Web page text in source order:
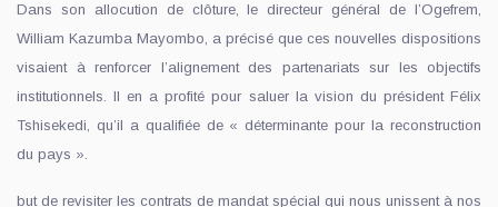
Dans son allocution de clôture, le directeur général de l’Ogefrem,
William Kazumba Mayombo, a précisé que ces nouvelles dispositions
visaient à renforcer l’alignement des partenariats sur les objectifs
institutionnels. Il en a profité pour saluer la vision du président Félix
Tshisekedi, qu’il a qualifiée de « déterminante pour la reconstruction
du pays ».
but de revisiter les contrats de mandat spécial qui nous unissent à nos